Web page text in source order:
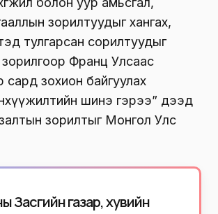
зорилтуудыг хангах,
тулгарсан сорилтуудыг
Франц Улсаас
сард зохион байгуулах
шинэ гэрээ” дээд
зорилтыг Монгол Улс
Засгийн газар, хувийн